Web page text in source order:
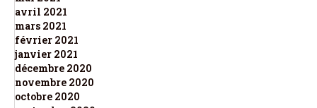
avril 2021
mars 2021
février 2021
janvier 2021
décembre 2020
novembre 2020
octobre 2020